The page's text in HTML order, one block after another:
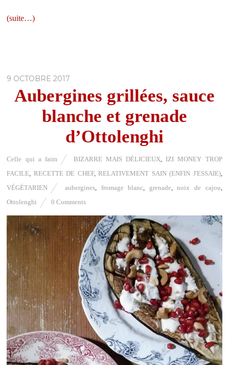
(suite…)
9 OCTOBRE 2017
Aubergines grillées, sauce
blanche et grenade
d’Ottolenghi
Celle qui a faim BIZARRE MAIS DÉLICIEUX
IZI MONEY TROP
FACILE RECETTE DE CHEF,RELATIVEMENT SAIN (ENFIN J'ESSAIE),
VÉGÉTARIEN
aubergines fromage blanc grenade ,noix de cajou
Ottolenghi
0 Comments